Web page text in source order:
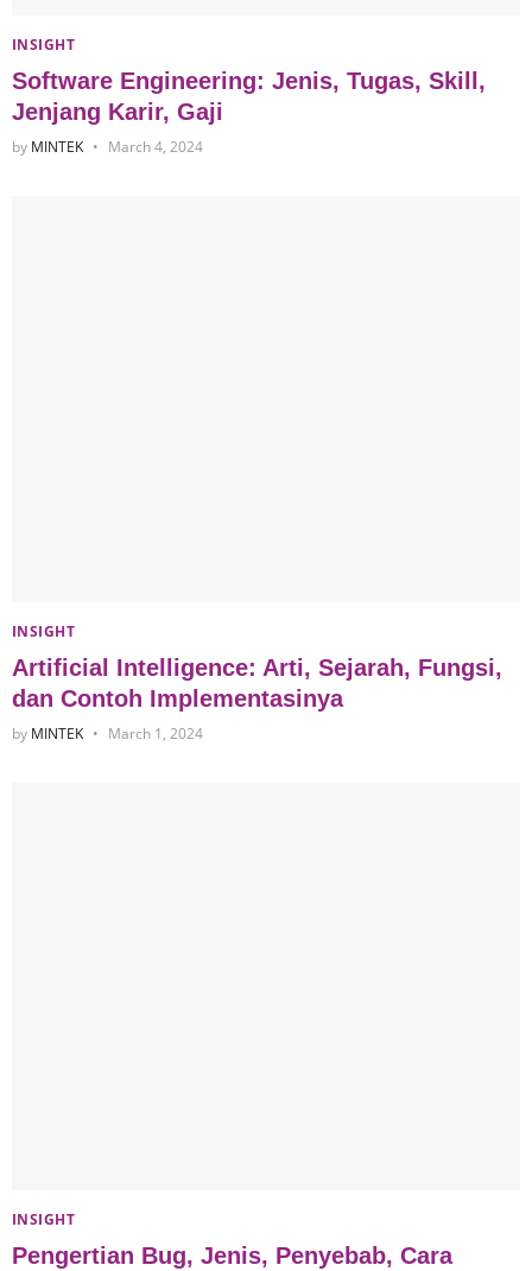
INSIGHT
Software Engineering: Jenis, Tugas, Skill,
Jenjang Karir, Gaji
by MINTEK March 4, 2024
INSIGHT
Artificial Intelligence: Arti, Sejarah, Fungsi,
dan Contoh Implementasinya
by MINTEK March 1, 2024
INSIGHT
Pengertian Bug, Jenis, Penyebab, Cara